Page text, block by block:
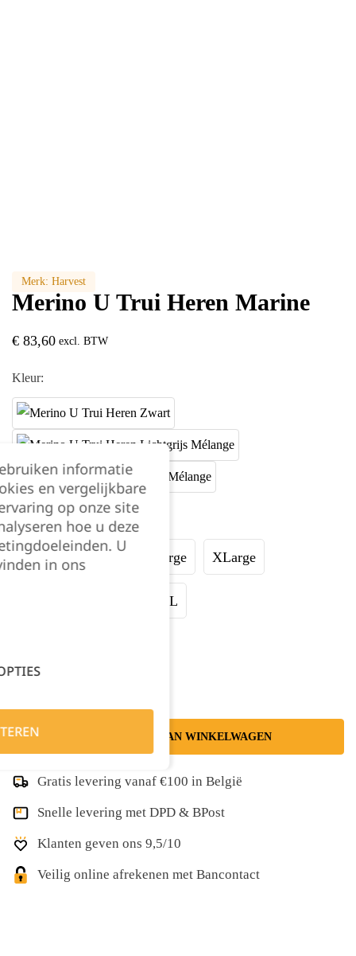
Merk: Harvest
Merino U Trui Heren Marine
€ 83,60 excl. BTW
Kleur:
Maat:
Small Medium Large XLarge
4XL
TOEVOEGEN AAN WINKELWAGEN
Gratis levering vanaf €100 in België
Snelle levering met DPD & BPost
Klanten geven ons 9,5/10
Veilig online afrekenen met Bancontact
informatie
en vergelijkbare
op onze site
hoe u deze
U
in ons